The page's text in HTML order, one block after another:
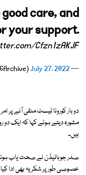
care, and
your support.
Cfzn1zAKJF
— President Biden Archived (@POTUS46Archive)
July 27, 2022
دو بار کورونا ٹیسٹ منفی آنے پر
مشورہ دیتے ہوئے کہا کہ ایک دو
ہیں۔
صدر جوبائیڈن نے صحت یاب ہونے
خصوصی طور پر شکریہ بھی ادا